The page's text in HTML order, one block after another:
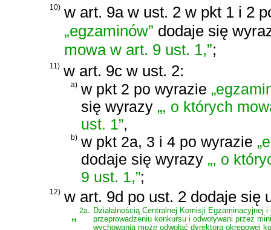
10) w art. 9a w ust. 2 w pkt 1 i 2
„egzaminów” dodaje się
mowa w art. 9 ust. 1,”;
11) w art. 9c w ust. 2:
a) w pkt 2 po wyrazie
się wyrazy „, o których
ust. 1”,
b) w pkt 2a, 3 i 4 po wyrazie
dodaje się wyrazy „, o
9 ust. 1,”;
12) w art. 9d po ust. 2 dodaje się
„2a. Działalnością Centralnej Komisji Egzaminacyjnej
przeprowadzeniu konkursu i odwoływani przez
wychowania może odwołać dyrektora okręgowej